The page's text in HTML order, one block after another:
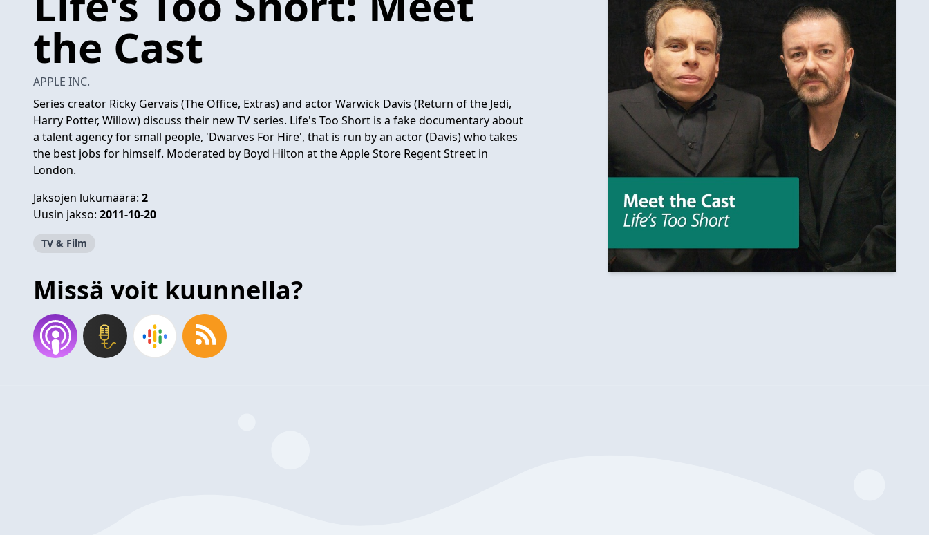
the Cast
APPLE INC.
Series creator Ricky Gervais (The Office, Extras) and actor Warwick Davis (Return of the Jedi,
Harry Potter, Willow) discuss their new TV series. Life's Too Short is a fake documentary about
a talent agency for small people, 'Dwarves For Hire', that is run by an actor (Davis) who takes
the best jobs for himself. Moderated by Boyd Hilton at the Apple Store Regent Street in
London.
Jaksojen lukumäärä: 2
Uusin jakso: 2011-10-20
TV & Film
Missä voit kuunnella?